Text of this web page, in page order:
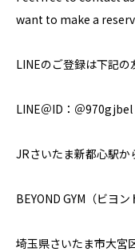
want to make a
LINEのご登録は下記の
LINE＠ID：＠970gjbel
JRさいたま新都心駅
BEYOND GYM（ビヨ
埼玉県さいたま市大宮